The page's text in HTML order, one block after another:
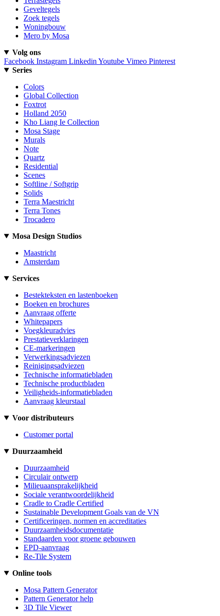
Geveltegels
Zoek tegels
Woningbouw
Mero by Mosa
Volg ons
Facebook Instagram Linkedin Youtube Vimeo Pinterest
Series
Colors
Global Collection
Foxtrot
Holland 2050
Kho Liang Ie Collection
Mosa Stage
Murals
Note
Quartz
Residential
Scenes
Softline / Softgrip
Solids
Terra Maestricht
Terra Tones
Trocadero
Mosa Design Studios
Maastricht
Amsterdam
Services
Bestekteksten en lastenboeken
Boeken en brochures
Aanvraag offerte
Whitepapers
Voegkleuradvies
Prestatieverklaringen
CE-markeringen
Verwerkingsadviezen
Reinigingsadviezen
Technische informatiebladen
Technische productbladen
Veiligheids-informatiebladen
Aanvraag kleurstaal
Voor distributeurs
Customer portal
Duurzaamheid
Duurzaamheid
Circulair ontwerp
Milieuaansprakelijkheid
Sociale verantwoordelijkheid
Cradle to Cradle Certified
Sustainable Development Goals van de VN
Certificeringen, normen en accreditaties
Duurzaamheidsdocumentatie
Standaarden voor groene gebouwen
EPD-aanvraag
Re-Tile System
Online tools
Mosa Pattern Generator
Pattern Generator help
3D Tile Viewer